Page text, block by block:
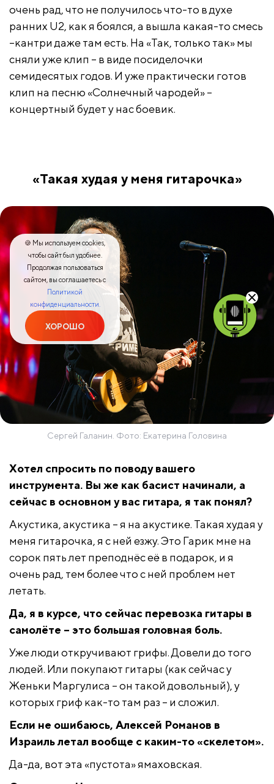
очень рад, что не получилось что-то в духе
ранних U2, как я боялся, а вышла какая-то смесь
–кантри даже там есть. На «Так, только так» мы
сняли уже клип – в виде посиделочки
семидесятых годов. И уже практически готов
клип на песню «Солнечный чародей» –
концертный будет у нас боевик.
«Такая худая у меня гитарочка»
Сергей Галанин. Фото: Екатерина Головина
Хотел спросить по поводу вашего
инструмента. Вы же как басист начинали, а
сейчас в основном у вас гитара, я так понял?
Акустика, акустика – я на акустике. Такая худая у
меня гитарочка, я с ней езжу. Это Гарик мне на
сорок пять лет преподнёс её в подарок, и я
очень рад, тем более что с ней проблем нет
летать.
Да, я в курсе, что сейчас перевозка гитары в
самолёте – это большая головная боль.
Уже люди откручивают грифы. Довели до того
людей. Или покупают гитары (как сейчас у
Женьки Маргулиса – он такой довольный), у
которых гриф как-то там раз – и сложил.
Если не ошибаюсь, Алексей Романов в
Израиль летал вообще с каким-то «скелетом».
Да-да, вот эта «пустота» ямаховская.
🍪 Мы используем cookies,
чтобы сайт был удобнее.
Продолжая пользоваться
сайтом, вы соглашаетесь с
Политикой
конфиденциальности.
ХОРОШО